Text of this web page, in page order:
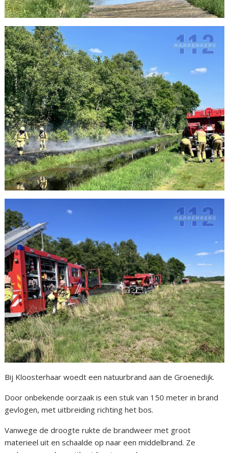
Bij Kloosterhaar woedt een natuurbrand aan de Groenedijk.
Door onbekende oorzaak is een stuk van 150 meter in brand
gevlogen, met uitbreiding richting het bos.
Vanwege de droogte rukte de brandweer met groot
materieel uit en schaalde op naar een middelbrand. Ze